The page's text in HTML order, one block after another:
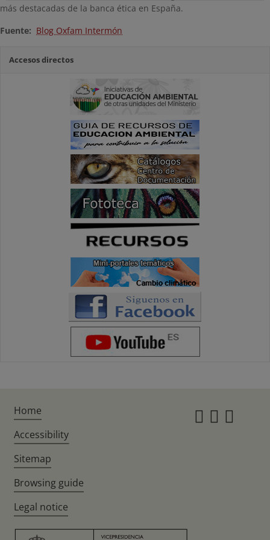
más destacadas de la banca ética en España.
Fuente: Blog Oxfam Intermón
Accesos directos
Home
Accessibility
Sitemap
Browsing guide
Legal notice